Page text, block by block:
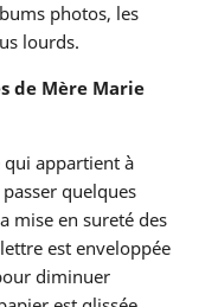
photos, les
lourds.
de Mère Marie
qui appartient à
quelques
mise en sureté des
est enveloppée
diminuer